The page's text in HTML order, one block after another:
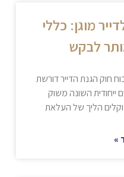
מוגן: כללי
לבקש
חוק הגנת הדייר דורשת
השונה משוק
הליך של העלאת
»